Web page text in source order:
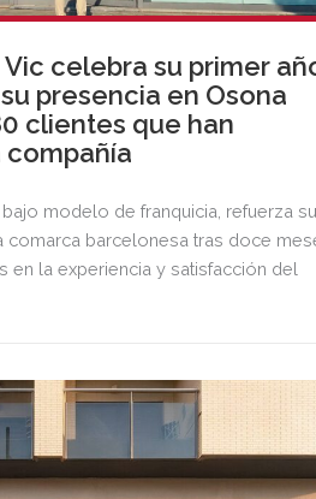
celebra su primer
presencia en Osona
clientes que han
modelo de franquicia, refuerza
comarca barcelonesa tras doce
en la experiencia y satisfacción del